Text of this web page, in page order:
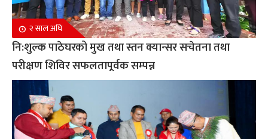
२ साल अघि
नि:शुल्क पाठेघरको मुख तथा स्तन क्यान्सर सचेतना तथा
परीक्षण शिविर सफलतापूर्वक सम्पन्न